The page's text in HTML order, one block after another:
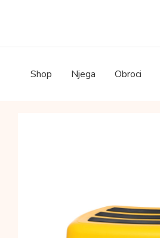
Shop Njega Obroci